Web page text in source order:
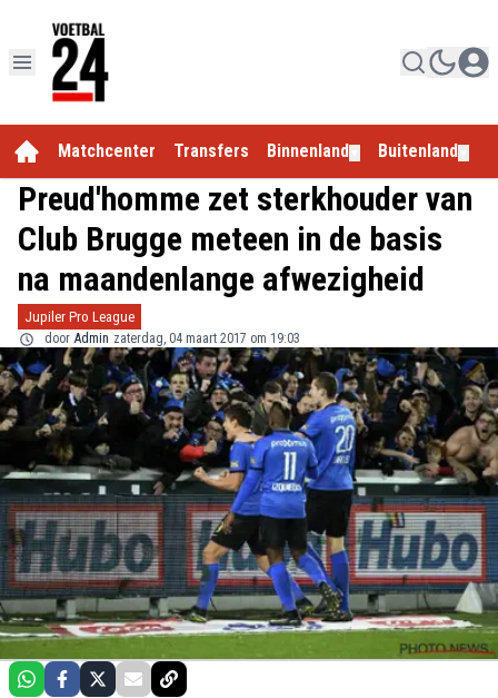
Matchcenter Transfers Binnenland Buitenland
Preud'homme zet sterkhouder van
Club Brugge meteen in de basis
na maandenlange afwezigheid
Jupiler Pro League
door Admin zaterdag, 04 maart 2017 om 19:03